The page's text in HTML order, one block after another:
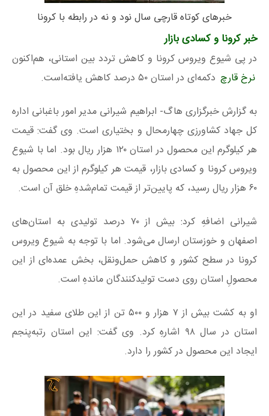
خبرهای کوتاه قارچی سال نود و نه در رابطه با کرونا
خبر کرونا و کسادی بازار
در پی شیوع ویروس کرونا و کاهش تردد بین استانی، هم‌اکنون
نرخ قارچ دکمه‌ای در استان ۵۰ درصد کاهش‌ یافته‌است.
به گزارش خبرگزاری هاگ- ابراهیم شیرانی مدیر امور باغبانی اداره
کل جهاد کشاورزی چهارمحال و بختیاری است. وی گفت: قیمت
هر کیلوگرم این محصول در استان ۱۲۰ هزار ریال بود. اما با شیوع
ویروس کرونا و کسادی بازار، قیمت هر کیلوگرم از این محصول به
۶۰ هزار ریال رسید، که پایین‌تر از قیمت تمام‌شدهِ خلق آن است.
شیرانی اضافهِ کرد: بیش از ۷۰ درصد تولیدی به استان‌های
اصفهان و خوزستان ارسال می‌شود. اما با توجه به شیوع ویروس
کرونا در سطح کشور و کاهش حمل‌ونقل، بخش عمده‌ای از این
محصولِ استان روی دست تولیدکنندگان ماندهِ است.
او به کشت بیش از ۷ هزار و ۵۰۰ تن از این طلای سفید در این
استان در سال ۹۸ اشارهِ کرد. وی گفت: این استان رتبه‌پنجم
ایجاد این محصول در کشور را دارد.